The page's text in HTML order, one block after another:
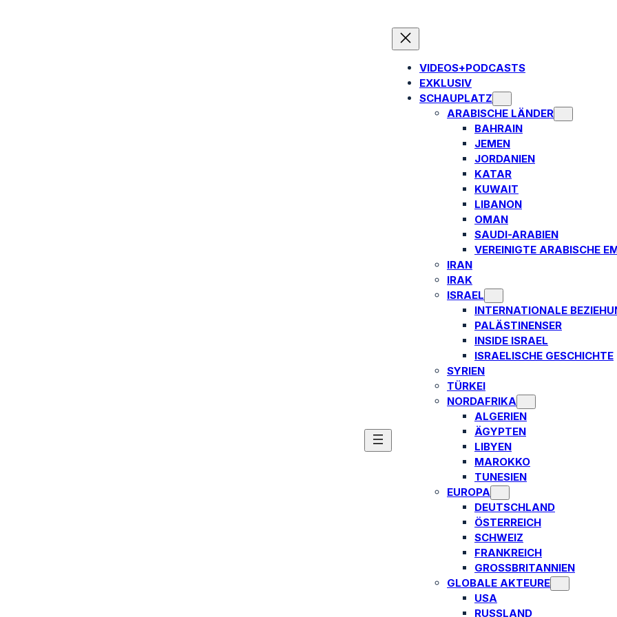
VIDEOS+PODCASTS
EXKLUSIV
SCHAUPLATZ
ARABISCHE LÄNDER
BAHRAIN
JEMEN
JORDANIEN
KATAR
KUWAIT
LIBANON
OMAN
SAUDI-ARABIEN
VEREINIGTE ARABISCHE
IRAN
IRAK
ISRAEL
INTERNATIONALE
PALÄSTINENSER
INSIDE ISRAEL
ISRAELISCHE GESCHICHTE
SYRIEN
TÜRKEI
NORDAFRIKA
ALGERIEN
ÄGYPTEN
LIBYEN
MAROKKO
TUNESIEN
EUROPA
DEUTSCHLAND
ÖSTERREICH
SCHWEIZ
FRANKREICH
GROSSBRITANNIEN
GLOBALE AKTEURE
USA
RUSSLAND